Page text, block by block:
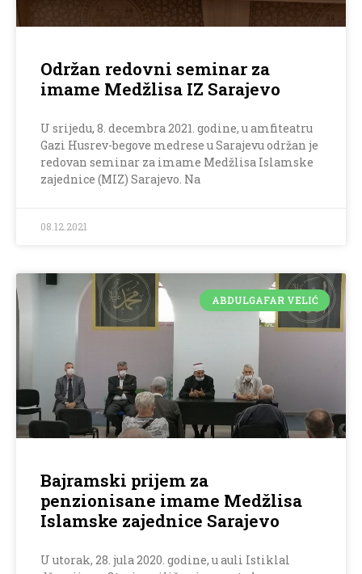
Održan redovni seminar za
imame Medžlisa IZ Sarajevo
U srijedu, 8. decembra 2021. godine, u amfiteatru
Gazi Husrev-begove medrese u Sarajevu održan je
redovan seminar za imame Medžlisa Islamske
zajednice (MIZ) Sarajevo. Na
08.12.2021
ABDULGAFAR VELIĆ
Bajramski prijem za
penzionisane imame Medžlisa
Islamske zajednice Sarajevo
U utorak, 28. jula 2020. godine, u auli Istiklal